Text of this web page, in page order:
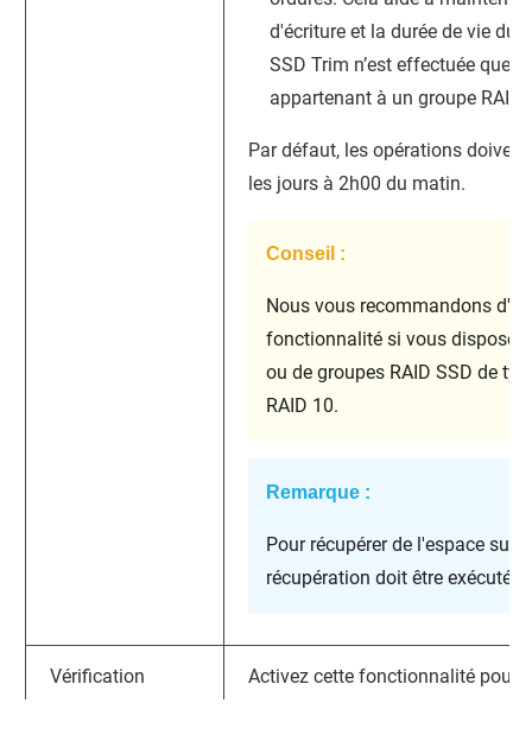
d'écriture et la durée de vie du
SSD Trim n’est effectuée que
appartenant à un groupe RAID
Par défaut, les opérations
les jours à 2h00 du matin.
Conseil :
Nous vous recommandons
fonctionnalité si vous disposez
ou de groupes RAID SSD de
RAID 10.
Remarque :
Pour récupérer de l'espace sur
récupération doit être exécutée
Vérification
Activez cette fonctionnalité pour